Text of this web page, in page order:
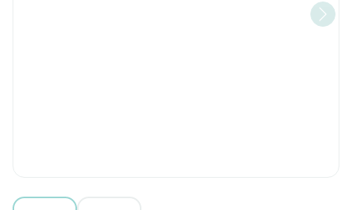
View larger image